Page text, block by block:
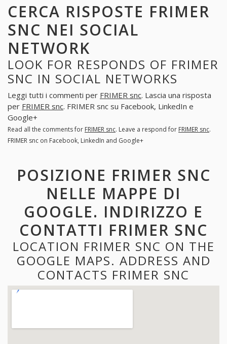
CERCA RISPOSTE FRIMER
SNC NEI SOCIAL
NETWORK
LOOK FOR RESPONDS OF FRIMER
SNC IN SOCIAL NETWORKS
Leggi tutti i commenti per FRIMER snc. Lascia una risposta
per FRIMER snc. FRIMER snc su Facebook, LinkedIn e
Google+
Read all the comments for FRIMER snc. Leave a respond for FRIMER snc.
FRIMER snc on Facebook, LinkedIn and Google+
POSIZIONE FRIMER SNC
NELLE MAPPE DI
GOOGLE. INDIRIZZO E
CONTATTI FRIMER SNC
LOCATION FRIMER SNC ON THE
GOOGLE MAPS. ADDRESS AND
CONTACTS FRIMER SNC